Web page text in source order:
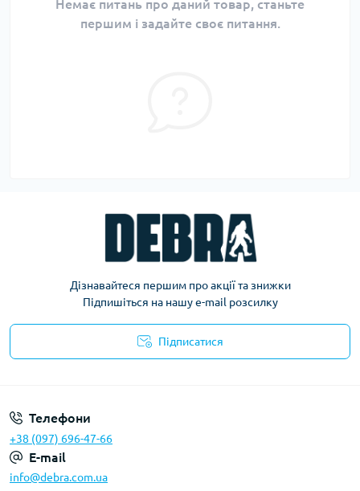
Немає питань про даний товар, станьте
першим і задайте своє питання.
Дізнавайтеся першим про акції та знижки
Підпишіться на нашу e-mail розсилку
Підписатися
Телефони
+38 (097) 696-47-66
E-mail
info@debra.com.ua